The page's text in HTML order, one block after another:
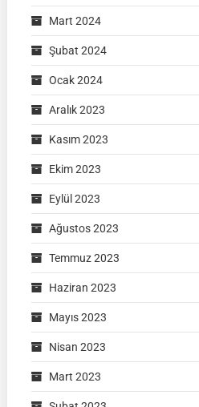
Mart 2024
Şubat 2024
Ocak 2024
Aralık 2023
Kasım 2023
Ekim 2023
Eylül 2023
Ağustos 2023
Temmuz 2023
Haziran 2023
Mayıs 2023
Nisan 2023
Mart 2023